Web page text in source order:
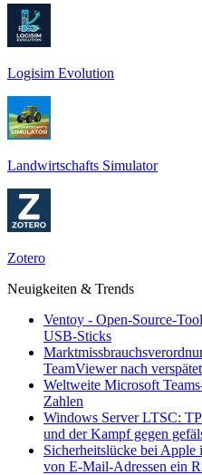
Logisim Evolution
Landwirtschafts Simulator
Zotero
Neuigkeiten & Trends
Ventoy - Open-Source-
USB-Sticks
TeamViewer nach
Weltweite Microsoft
Zahlen
Windows Server LTSC:
und der Kampf gegen
Sicherheitslücke bei Apple
von E-Mail-Adressen ein